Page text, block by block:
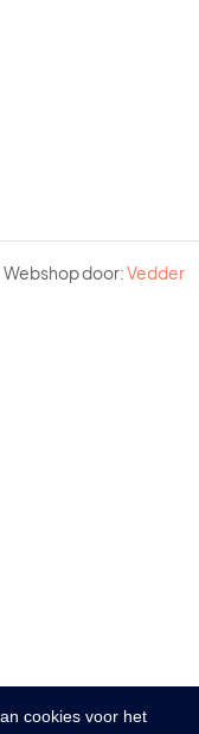
cookies voor het
Webshop door:Vedder